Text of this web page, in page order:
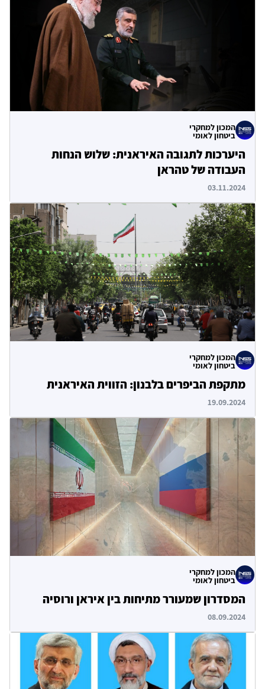
המכון למחקרי
ביטחון לאומי
היערכות לתגובה האיראנית: שלוש הנחות
העבודה של טהראן
03.11.2024
המכון למחקרי
ביטחון לאומי
מתקפת הביפרים בלבנון: הזווית האיראנית
19.09.2024
המכון למחקרי
ביטחון לאומי
המסדרון שמעורר מתיחות בין איראן ורוסיה
08.09.2024